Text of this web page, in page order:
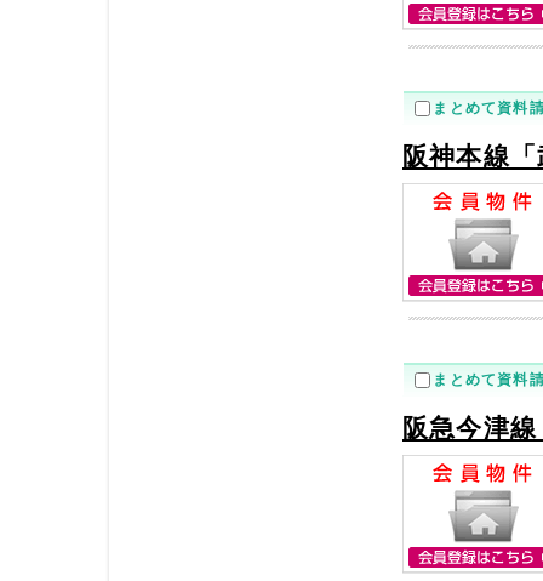
まとめて資料
阪神本線
まとめて資料
阪急今津